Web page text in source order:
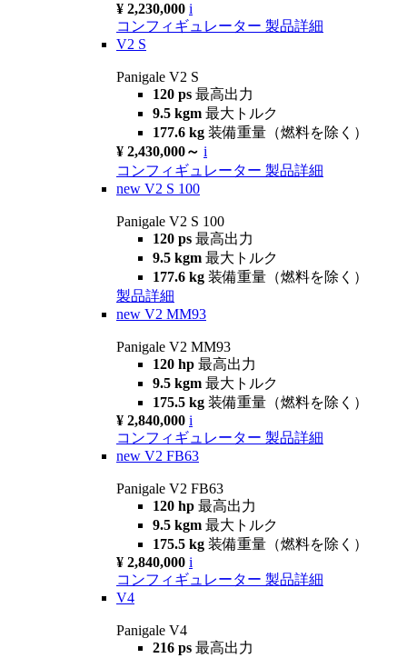
¥ 2,230,000 i
コンフィギュレーター 製品詳細
V2 S
Panigale V2 S
120 ps 最高出力
9.5 kgm 最大トルク
177.6 kg 装備重量（燃料を除く）
¥ 2,430,000～ i
コンフィギュレーター 製品詳細
new V2 S 100
Panigale V2 S 100
120 ps 最高出力
9.5 kgm 最大トルク
177.6 kg 装備重量（燃料を除く）
製品詳細
new V2 MM93
Panigale V2 MM93
120 hp 最高出力
9.5 kgm 最大トルク
175.5 kg 装備重量（燃料を除く）
¥ 2,840,000 i
コンフィギュレーター 製品詳細
new V2 FB63
Panigale V2 FB63
120 hp 最高出力
9.5 kgm 最大トルク
175.5 kg 装備重量（燃料を除く）
¥ 2,840,000 i
コンフィギュレーター 製品詳細
V4
Panigale V4
216 ps 最高出力